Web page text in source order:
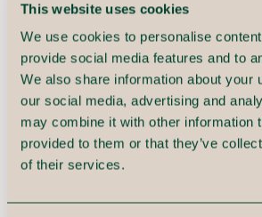
This website uses cookies
We use cookies to personalise
provide social media features and to
We also share information about your
our social media, advertising and
may combine it with other information
provided to them or that they’ve
of their services.
Agent Bricks
Et enterprise-værktøj til at bygge
agenter direkte på organisationens
at skrive kode